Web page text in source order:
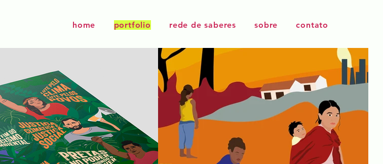
home portfolio rede de saberes sobre contato